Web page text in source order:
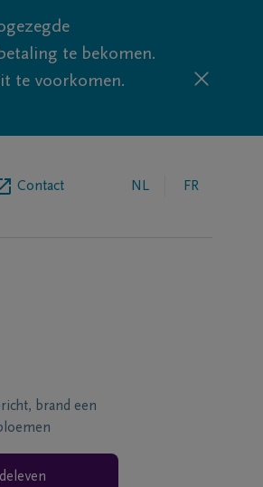
te bekomen.
te voorkomen.
Contact NL FR
brand een